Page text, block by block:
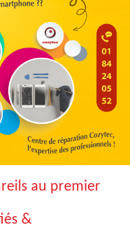
au premier
&